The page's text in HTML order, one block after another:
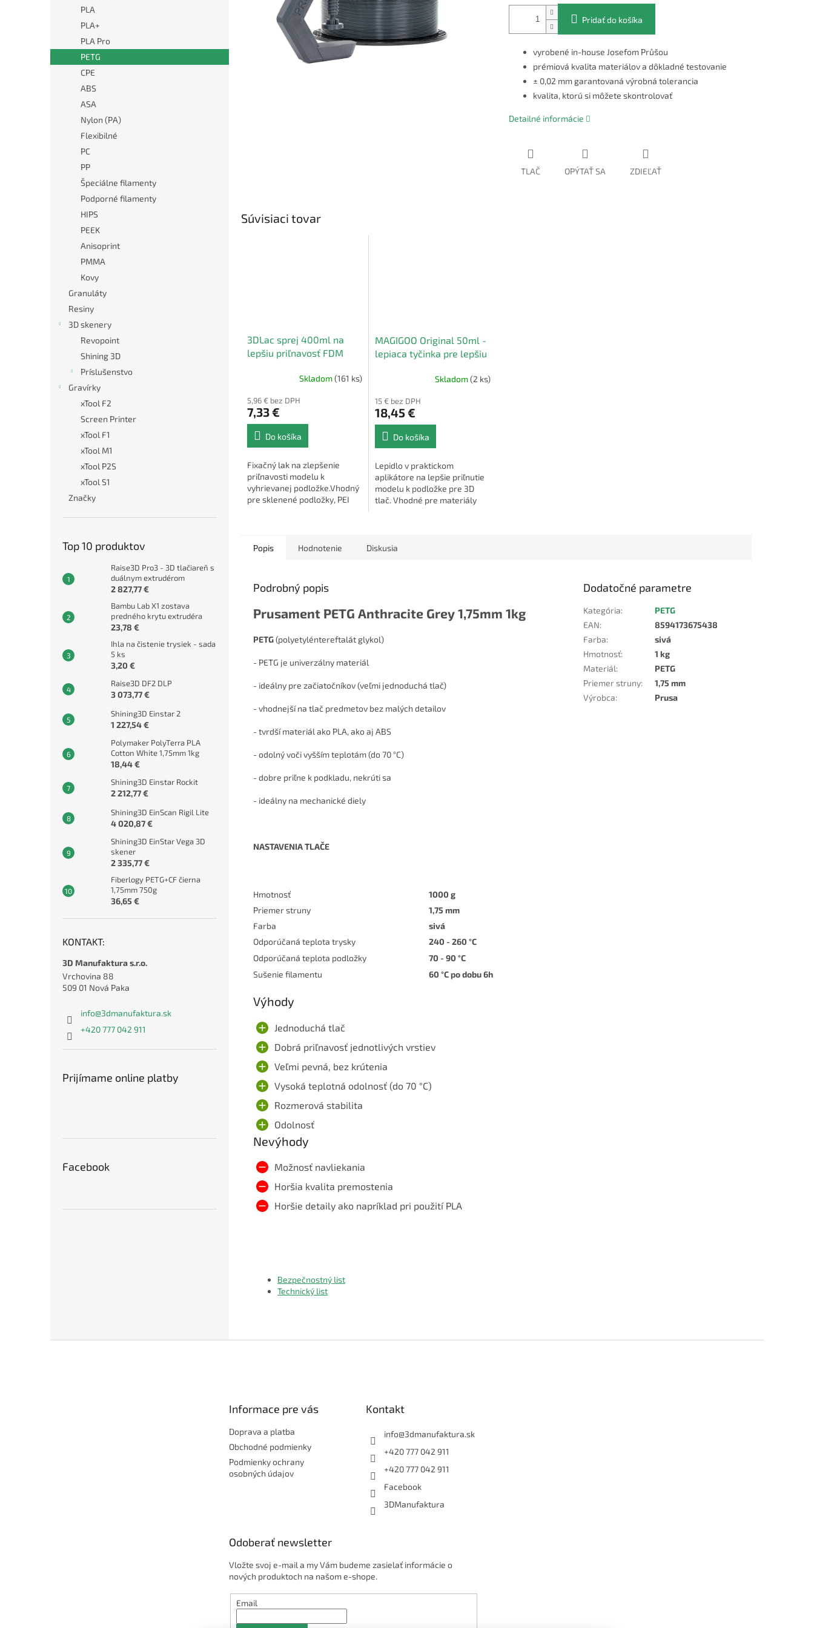
PLA
PLA+
PLA Pro
PETG
CPE
ABS
ASA
Nylon (PA)
Flexibilné
PC
PP
Špeciálne filamenty
Podporné filamenty
HIPS
PEEK
Anisoprint
PMMA
Kovy
Granuláty
Resiny
3D skenery
Revopoint
Shining 3D
Príslušenstvo
Gravírky
xTool F2
Screen Printer
xTool F1
xTool M1
xTool P2S
xTool S1
Značky
Top 10 produktov
Raise3D Pro3 - 3D tlačiareň s
duálnym extrudérom
2 827,77 €
Bambu Lab X1 zostava
predného krytu extrudéra
23,78 €
Ihla na čistenie trysiek - sada
5 ks
3,20 €
Raise3D DF2 DLP
3 073,77 €
Shining3D Einstar 2
1 227,54 €
Polymaker PolyTerra PLA
Cotton White 1,75mm 1kg
18,44 €
Shining3D Einstar Rockit
2 212,77 €
Shining3D EinScan Rigil Lite
4 020,87 €
Shining3D EinStar Vega 3D
skener
2 335,77 €
Fiberlogy PETG+CF čierna
1,75mm 750g
36,65 €
KONTAKT:
3D Manufaktura s.r.o.
Vrchovina 88
509 01 Nová Paka
info@3dmanufaktura.sk
+420 777 042 911
Prijímame online platby
Facebook
Pridať do košíka
vyrobené in-house Josefom Průšou
prémiová kvalita materiálov a dôkladné testovanie
± 0,02 mm garantovaná výrobná tolerancia
kvalita, ktorú si môžete skontrolovať
Detailné informácie
TLAČ OPÝTAŤ SA ZDIEĽAŤ
Súvisiaci tovar
3DLac sprej 400ml na
lepšiu priľnavosť FDM
Skladom(161 ks)
5,96 € bez DPH
7,33 €
Do košíka
Fixačný lak na zlepšenie
priľnavosti modelu k
vyhrievanej podložke.Vhodný
pre sklenené podložky, PEI
MAGIGOO Original 50ml -
lepiaca tyčinka pre lepšiu
Skladom(2 ks)
15 € bez DPH
18,45 €
Do košíka
Lepidlo v praktickom
aplikátore na lepšie priľnutie
modelu k podložke pre 3D
tlač. Vhodné pre materiály
Popis Hodnotenie Diskusia
Podrobný popis
Prusament PETG Anthracite Grey 1,75mm 1kg
PETG(polyetyléntereftalát glykol)
- PETG je univerzálny materiál
- ideálny pre začiatočníkov (veľmi jednoduchá tlač)
- vhodnejší na tlač predmetov bez malých detailov
- tvrdší materiál ako PLA, ako aj ABS
- odolný voči vyšším teplotám (do 70 °C)
- dobre priľne k podkladu, nekrúti sa
- ideálny na mechanické diely
NASTAVENIA TLAČE
Hmotnosť
1000 g
Priemer struny
1,75 mm
Farba
sivá
Odporúčaná teplota trysky
240 - 260 °C
Odporúčaná teplota podložky
70 - 90 °C
Sušenie filamentu
60 °C po dobu 6h
Výhody
Jednoduchá tlač
Dobrá priľnavosť jednotlivých vrstiev
Veľmi pevná, bez krútenia
Vysoká teplotná odolnosť (do 70 °C)
Rozmerová stabilita
Odolnosť
Nevýhody
Možnosť navliekania
Horšia kvalita premostenia
Horšie detaily ako napríklad pri použití PLA
Bezpečnostný list
Technický list
Dodatočné parametre
Kategória:
PETG
EAN:
8594173675438
Farba:
sivá
Hmotnosť:
1 kg
Materiál:
PETG
Priemer struny:
1,75 mm
Výrobca: Prusa
Informace pre vás
Doprava a platba
Obchodné podmienky
Podmienky ochrany
osobných údajov
Kontakt
info@3dmanufaktura.sk
+420 777 042 911
+420 777 042 911
Facebook
3DManufaktura
Odoberať newsletter
Vložte svoj e-mail a my Vám budeme zasielať informácie o
nových produktoch na našom e-shope.
Email